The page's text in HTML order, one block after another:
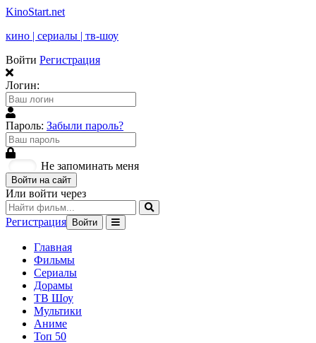
KinoStart.net
кино | сериалы | тв-шоу
Войти Регистрация
Логин:
Пароль: Забыли пароль?
Не запоминать меня
Войти на сайт
Или войти через
Регистрация Войти
Главная
Фильмы
Сериалы
Дорамы
ТВ Шоу
Мультики
Аниме
Топ 50